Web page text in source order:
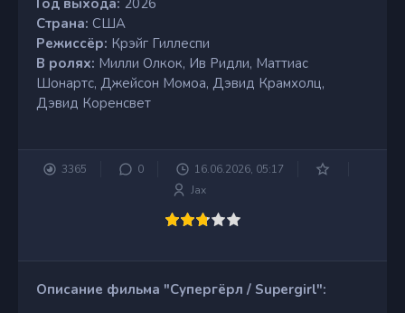
Год выхода: 2026
Страна: США
Режиссёр: Крэйг Гиллеспи
В ролях: Милли Олкок, Ив Ридли, Маттиас
Шонартс, Джейсон Момоа, Дэвид Крамхолц,
Дэвид Коренсвет
3365 0
16.06.2026, 05:17
Jax
Описание фильма "Супергёрл / Supergirl":